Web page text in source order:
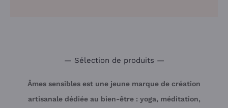
— Sélection de produits —
Âmes sensibles est une jeune marque de création
artisanale dédiée au bien-être : yoga, méditation,